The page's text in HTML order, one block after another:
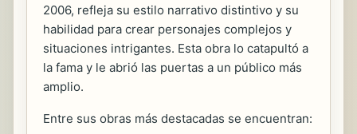
2006, refleja su estilo narrativo distintivo y su
habilidad para crear personajes complejos y
situaciones intrigantes. Esta obra lo catapultó a
la fama y le abrió las puertas a un público más
amplio.
Entre sus obras más destacadas se encuentran: